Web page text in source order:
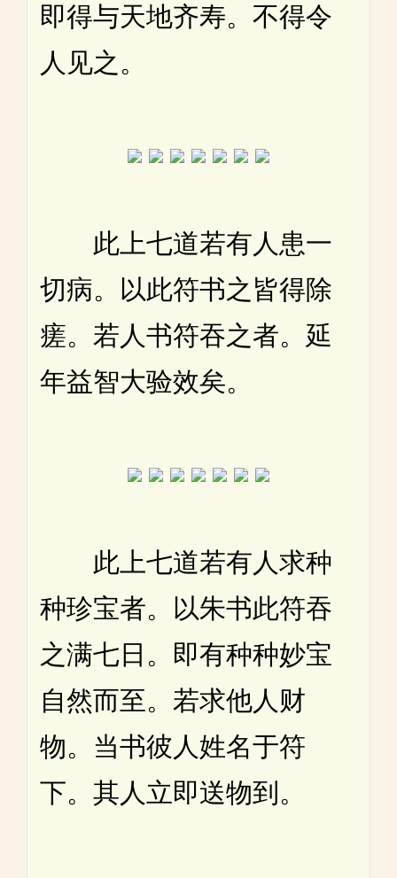
即得与天地齐寿。不得令
人见之。
此上七道若有人患一
切病。以此符书之皆得除
瘥。若人书符吞之者。延
年益智大验效矣。
此上七道若有人求种
种珍宝者。以朱书此符吞
之满七日。即有种种妙宝
自然而至。若求他人财
物。当书彼人姓名于符
下。其人立即送物到。